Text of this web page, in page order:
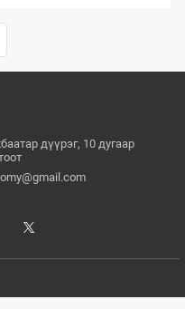
дүүрэг, 10 дугаар